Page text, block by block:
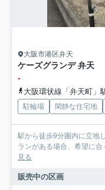
大阪市港区弁天
ケーズグランデ 弁天
-
大阪環状線「弁天町」
駐輪場 閑静な住宅地
駅から徒歩9分圏内に立地
ランがある場合、希望に
見る
販売中の区画